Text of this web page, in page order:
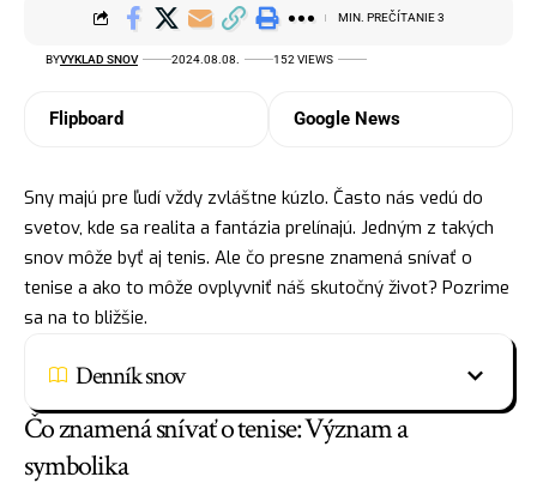
BYVYKLAD SNOV 2024.08.08. 152 VIEWS
MIN. PREČÍTANIE 3
Flipboard Google News
Sny majú pre ľudí vždy zvláštne kúzlo. Často nás vedú do
svetov, kde sa realita a fantázia prelínajú. Jedným z takých
snov môže byť aj tenis. Ale čo presne znamená snívať o
tenise a ako to môže ovplyvniť náš skutočný život? Pozrime
sa na to bližšie.
Denník snov
Čo znamená snívať o tenise: Význam a
symbolika